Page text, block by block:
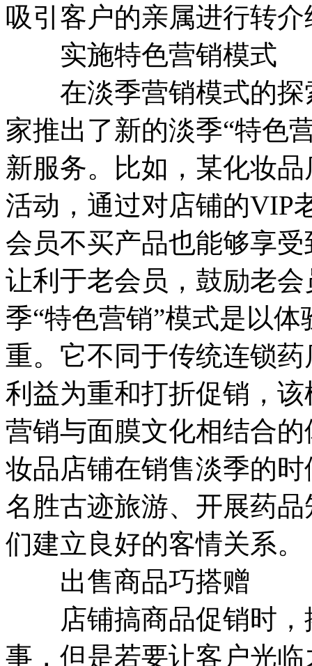
吸引客户的亲属进行转介
实施特色营销模式
在淡季营销模式的探
家推出了新的淡季“特色
新服务。比如，某化妆
活动，通过对店铺的VIP
会员不买产品也能够享
让利于老会员，鼓励老
季“特色营销”模式是以
重。它不同于传统连锁
利益为重和打折促销，
营销与面膜文化相结合
妆品店铺在销售淡季的
名胜古迹旅游、开展药
们建立良好的客情关系。
出售商品巧搭赠
店铺搞商品促销时，
事，但是若要让客户光